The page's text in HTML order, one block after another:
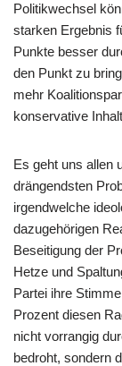
Politikwechsel
starken Ergebnis
Punkte besser
den Punkt zu
mehr
konservative
Es geht uns allen
drängendsten
irgendwelche
dazugehörigen
Beseitigung der
Hetze und
Partei ihre
Prozent diesen
nicht vorrangig
bedroht, sondern